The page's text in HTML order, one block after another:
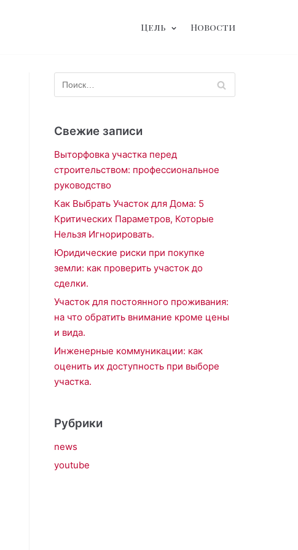
Цель Новости
Свежие записи
Выторфовка участка перед
строительством: профессиональное
руководство
Как Выбрать Участок для Дома: 5
Критических Параметров, Которые
Нельзя Игнорировать.
Юридические риски при покупке
земли: как проверить участок до
сделки.
Участок для постоянного проживания:
на что обратить внимание кроме цены
и вида.
Инженерные коммуникации: как
оценить их доступность при выборе
участка.
Рубрики
news
youtube